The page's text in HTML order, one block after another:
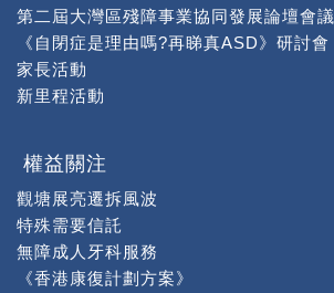
第二屆大灣區殘障事業協同發展論壇會議
《自閉症是理由嗎?再睇真ASD》研討會
家長活動
新里程活動
權益關注
觀塘展亮遷拆風波
特殊需要信託
無障成人牙科服務
《香港康復計劃方案》